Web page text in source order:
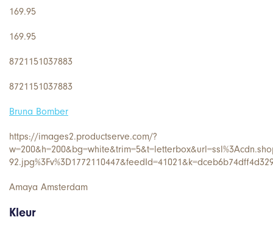
169.95
169.95
8721151037883
8721151037883
Bruna Bomber
https://images2.productserve.com/?
Amaya Amsterdam
Kleur